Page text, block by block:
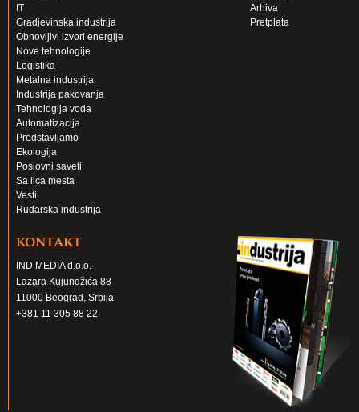
IT
Gradjevinska industrija
Obnovljivi izvori energije
Nove tehnologije
Logistika
Metalna industrija
Industrija pakovanja
Tehnologija voda
Automatizacija
Predstavljamo
Ekologija
Poslovni saveti
Sa lica mesta
Vesti
Rudarska industrija
Arhiva
Pretplata
KONTAKT
IND MEDIA d.o.o.
Lazara Kujundžića 88
11000 Beograd, Srbija
+381 11 305 88 22